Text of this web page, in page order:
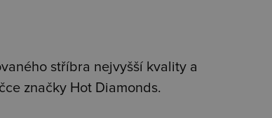
stříbra nejvyšší kvality a
značky Hot Diamonds.